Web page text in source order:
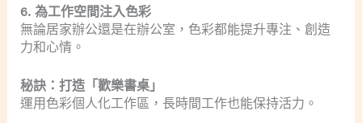
6. 為工作空間注入色彩
無論居家辦公還是在辦公室，色彩都能提升專注、創造
力和心情。
秘訣：打造「歡樂書桌」
運用色彩個人化工作區，長時間工作也能保持活力。